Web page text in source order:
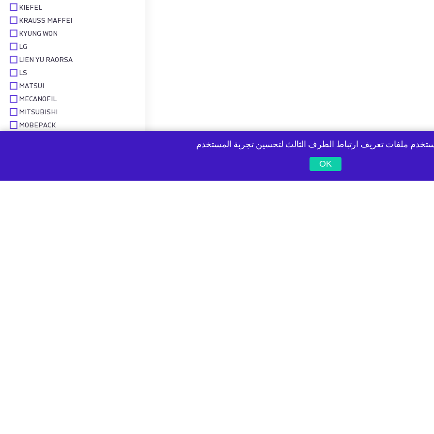
KIEFEL
KRAUSS MAFFEI
KYUNG WON
LG
LIEN YU RAORSA
LS
MATSUI
MECANOFIL
MITSUBISHI
MOBEPACK
ملفات تعريف ارتباط الطرف الثالث لتحسين تجربة المستخدم
OK